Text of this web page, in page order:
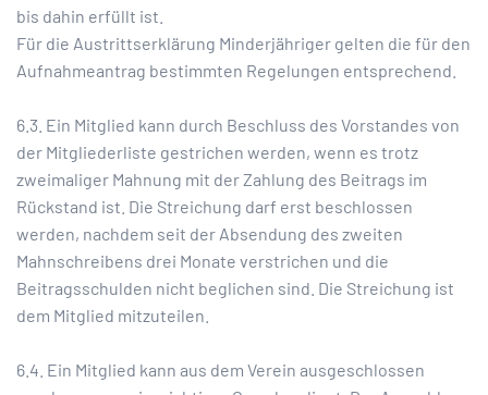
bis dahin erfüllt ist.
Für die Austrittserklärung Minderjähriger gelten die für den
Aufnahmeantrag bestimmten Regelungen entsprechend.
6.3. Ein Mitglied kann durch Beschluss des Vorstandes von
der Mitgliederliste gestrichen werden, wenn es trotz
zweimaliger Mahnung mit der Zahlung des Beitrags im
Rückstand ist. Die Streichung darf erst beschlossen
werden, nachdem seit der Absendung des zweiten
Mahnschreibens drei Monate verstrichen und die
Beitragsschulden nicht beglichen sind. Die Streichung ist
dem Mitglied mitzuteilen.
6.4. Ein Mitglied kann aus dem Verein ausgeschlossen